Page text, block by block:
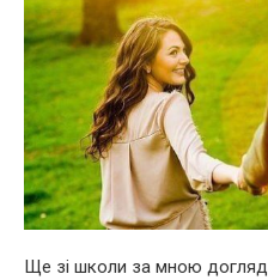
Ще зі школи за мною